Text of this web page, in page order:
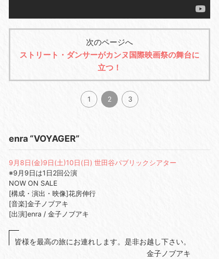
次のページへ
ストリート・ダンサーがカンヌ国際映画祭の舞台に
立つ！
1 2 3
enra “VOYAGER”
9月8日(金)9日(土)10日(日) 世田谷パブリックシアター
※9月9日は1日2回公演
NOW ON SALE
[構成・演出・映像]花房伸行
[音楽]金子ノブアキ
[出演]enra / 金子ノブアキ
皆様を最高の旅にお連れします。是非お越し下さい。
金子ノブアキ